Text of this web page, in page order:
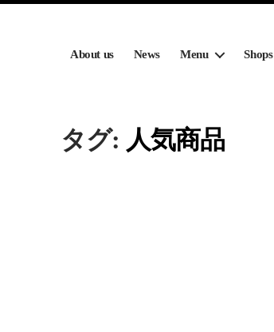
About us News Menu Shops
タグ: 人気商品